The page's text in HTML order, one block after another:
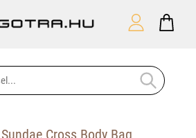
Sundae Cross Body Bag